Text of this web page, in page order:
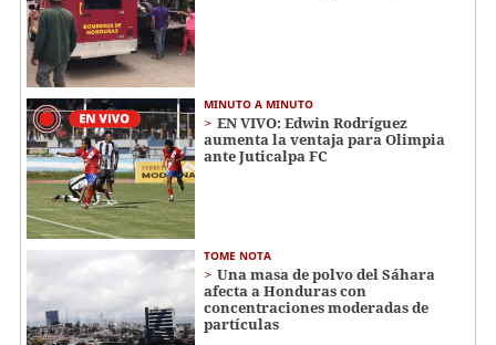
MINUTO A MINUTO
EN VIVO: Edwin Rodríguez
aumenta la ventaja para Olimpia
ante Juticalpa FC
TOME NOTA
Una masa de polvo del Sáhara
afecta a Honduras con
concentraciones moderadas de
partículas